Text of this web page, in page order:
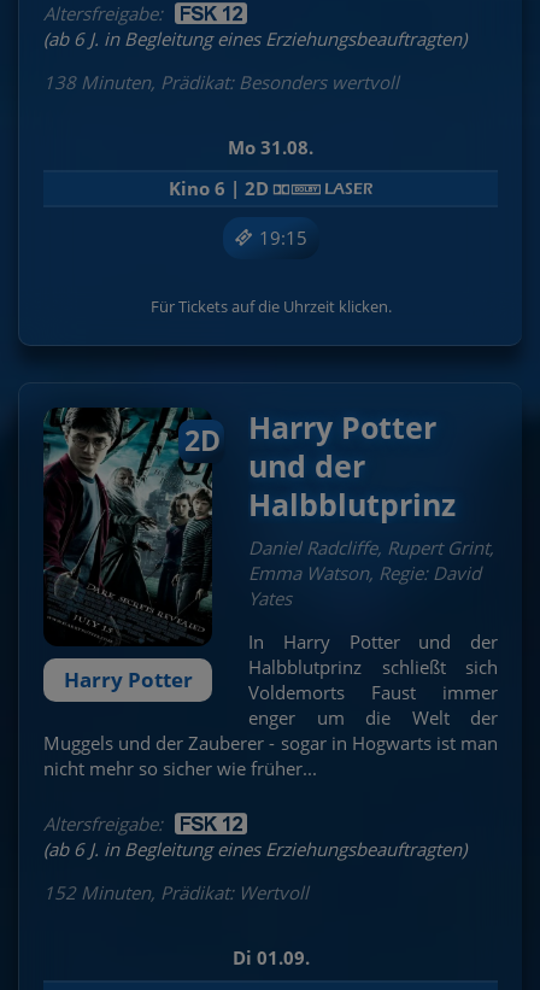
Altersfreigabe:
(ab 6 J. in Begleitung eines Erziehungsbeauftragten)
138 Minuten, Prädikat: Besonders wertvoll
Mo 31.08.
Kino 6 | 2D
19:15
Für Tickets auf die Uhrzeit klicken.
2D
Harry Potter
Harry Potter
und der
Halbblutprinz
Daniel Radcliffe, Rupert Grint,
Emma Watson, Regie: David
Yates
In Harry Potter und der
Halbblutprinz schließt sich
Voldemorts Faust immer
enger um die Welt der
Muggels und der Zauberer - sogar in Hogwarts ist man
nicht mehr so sicher wie früher...
Altersfreigabe:
(ab 6 J. in Begleitung eines Erziehungsbeauftragten)
152 Minuten, Prädikat: Wertvoll
Di 01.09.